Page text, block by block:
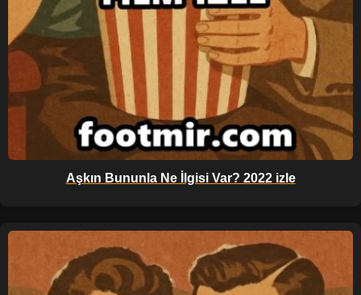
Aşkın Bununla Ne İlgisi Var? 2022 izle